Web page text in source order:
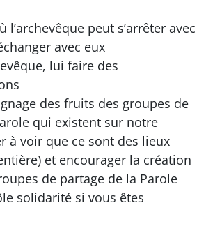
l’archevêque peut s’arrêter avec
avec eux
lui faire des
des fruits des groupes de
qui existent sur notre
à voir que ce sont des lieux
et encourager la création
de partage de la Parole
solidarité si vous êtes